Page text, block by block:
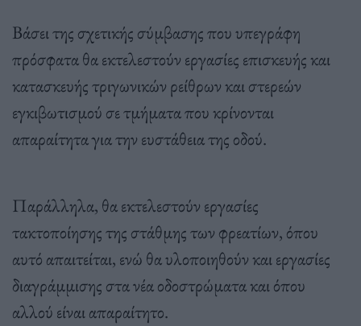
Βάσει της σχετικής σύμβασης που υπεγράφη
πρόσφατα θα εκτελεστούν εργασίες επισκευής και
κατασκευής τριγωνικών ρείθρων και στερεών
εγκιβωτισμού σε τμήματα που κρίνονται
απαραίτητα για την ευστάθεια της οδού.
Παράλληλα, θα εκτελεστούν εργασίες
τακτοποίησης της στάθμης των φρεατίων, όπου
αυτό απαιτείται, ενώ θα υλοποιηθούν και εργασίες
διαγράμμισης στα νέα οδοστρώματα και όπου
αλλού είναι απαραίτητο.